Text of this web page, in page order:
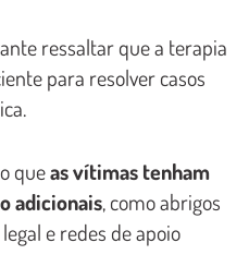
ressaltar que a terapia
para resolver casos
queas vítimas tenham
adicionais, como abrigos
e redes de apoio